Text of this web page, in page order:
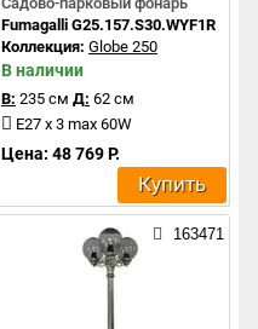
Fumagalli G25.157.S30.WYF1R
Коллекция: Globe 250
В наличии
В: 235 см Д: 62 см
E27 x 3 max 60W
Цена: 48 769 Р.
Купить
163471